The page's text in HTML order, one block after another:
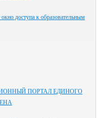
доступа к образовательным
ПОРТАЛ ЕДИНОГО